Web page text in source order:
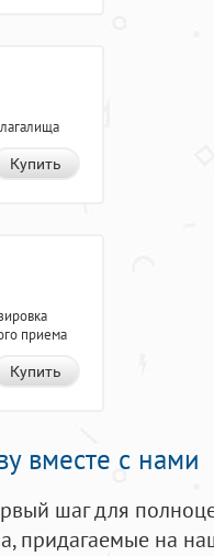
Купить
приема
Купить
вместе с нами
шаг для
придагаемые на